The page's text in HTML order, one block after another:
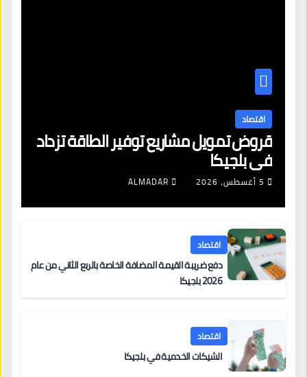
اقتصاد
قروض تمويل مشاريع توفير الطاقة تزداد
في بلجيكا
5 أغسطس، 2026 ALMADAR
اقتصاد
دفع ضريبة القيمة المضافة الخاصة بالربع الثاني من عام
2026 بلجيكا
اقتصاد
الشيكات الخدمية في بلجيكا